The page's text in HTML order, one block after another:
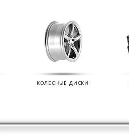
КОЛЕСНЫЕ ДИСКИ